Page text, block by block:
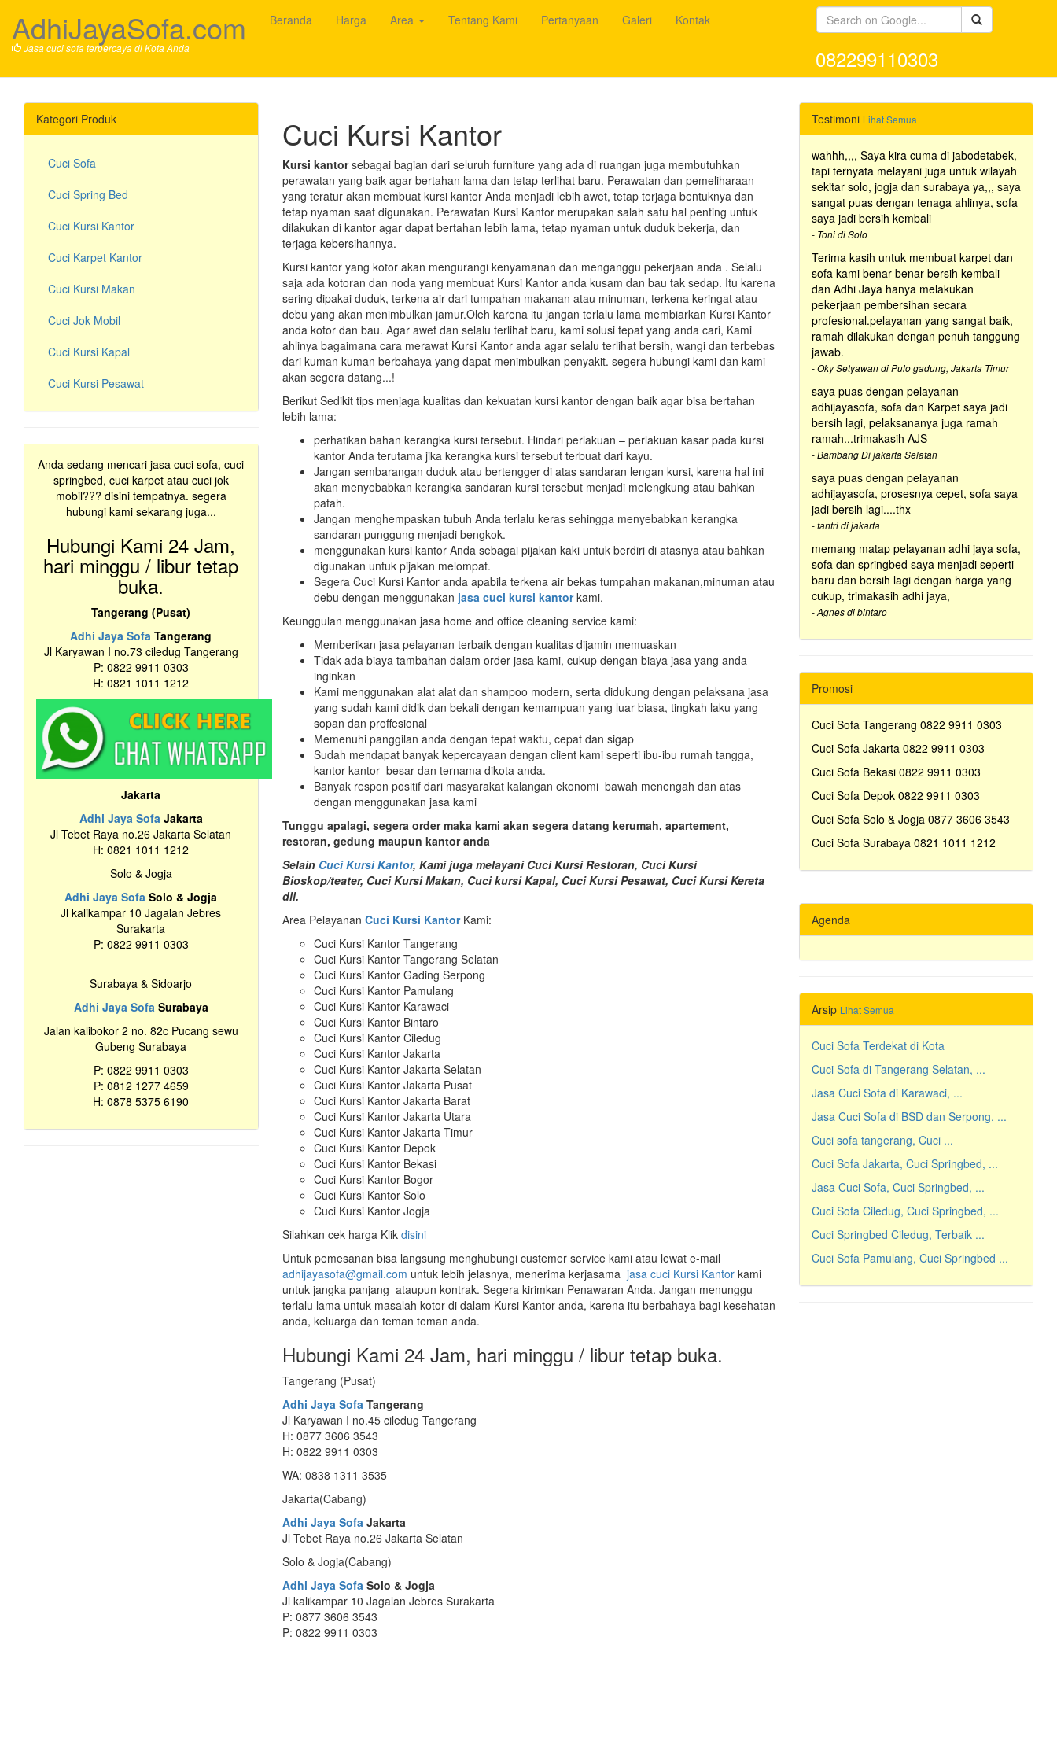
AdhiJayaSofa.com
Jasa cuci sofa terpercaya di Kota Anda
Beranda Harga Area Tentang Kami Pertanyaan Galeri Kontak
082299110303
Kategori Produk
Cuci Sofa
Cuci Spring Bed
Cuci Kursi Kantor
Cuci Karpet Kantor
Cuci Kursi Makan
Cuci Jok Mobil
Cuci Kursi Kapal
Cuci Kursi Pesawat
Anda sedang mencari jasa cuci sofa, cuci
springbed, cuci karpet atau cuci jok
mobil??? disini tempatnya. segera
hubungi kami sekarang juga...
Hubungi Kami 24 Jam,
hari minggu / libur tetap
buka.
Tangerang (Pusat)
Adhi Jaya Sofa Tangerang
Jl Karyawan I no.73 ciledug Tangerang
P: 0822 9911 0303
H: 0821 1011 1212
Jakarta
Adhi Jaya Sofa Jakarta
Jl Tebet Raya no.26 Jakarta Selatan
H: 0821 1011 1212
Solo & Jogja
Adhi Jaya Sofa Solo & Jogja
Jl kalikampar 10 Jagalan Jebres
Surakarta
P: 0822 9911 0303
Surabaya & Sidoarjo
Adhi Jaya Sofa Surabaya
Jalan kalibokor 2 no. 82c Pucang sewu
Gubeng Surabaya
P: 0822 9911 0303
P: 0812 1277 4659
H: 0878 5375 6190
Cuci Kursi Kantor
Kursi kantorsebagai bagian dari seluruh furniture yang ada di ruangan juga membutuhkan
perawatan yang baik agar bertahan lama dan tetap terlihat baru. Perawatan dan pemeliharaan
yang teratur akan membuat kursi kantor Anda menjadi lebih awet, tetap terjaga bentuknya dan
tetap nyaman saat digunakan. Perawatan Kursi Kantor merupakan salah satu hal penting untuk
dilakukan di kantor agar dapat bertahan lebih lama, tetap nyaman untuk duduk bekerja, dan
terjaga kebersihannya.
Kursi kantor yang kotor akan mengurangi kenyamanan dan menganggu pekerjaan anda . Selalu
saja ada kotoran dan noda yang membuat Kursi Kantor anda kusam dan bau tak sedap. Itu karena
sering dipakai duduk, terkena air dari tumpahan makanan atau minuman, terkena keringat atau
debu yang akan menimbulkan jamur.Oleh karena itu jangan terlalu lama membiarkan Kursi Kantor
anda kotor dan bau. Agar awet dan selalu terlihat baru, kami solusi tepat yang anda cari, Kami
ahlinya bagaimana cara merawat Kursi Kantor anda agar selalu terlihat bersih, wangi dan terbebas
dari kuman kuman berbahaya yang dapat menimbulkan penyakit. segera hubungi kami dan kami
akan segera datang...!
Berikut Sedikit tips menjaga kualitas dan kekuatan kursi kantor dengan baik agar bisa bertahan
lebih lama:
perhatikan bahan kerangka kursi tersebut. Hindari perlakuan – perlakuan kasar pada kursi
kantor Anda terutama jika kerangka kursi tersebut terbuat dari kayu.
Jangan sembarangan duduk atau bertengger di atas sandaran lengan kursi, karena hal ini
akan menyebabkan kerangka sandaran kursi tersebut menjadi melengkung atau bahkan
patah.
Jangan menghempaskan tubuh Anda terlalu keras sehingga menyebabkan kerangka
sandaran punggung menjadi bengkok.
menggunakan kursi kantor Anda sebagai pijakan kaki untuk berdiri di atasnya atau bahkan
digunakan untuk pijakan melompat.
Segera Cuci Kursi Kantor anda apabila terkena air bekas tumpahan makanan,minuman atau
debu dengan menggunakan jasa cuci kursi kantorkami.
Keunggulan menggunakan jasa home and office cleaning service kami:
Memberikan jasa pelayanan terbaik dengan kualitas dijamin memuaskan
Tidak ada biaya tambahan dalam order jasa kami, cukup dengan biaya jasa yang anda
inginkan
Kami menggunakan alat alat dan shampoo modern, serta didukung dengan pelaksana jasa
yang sudah kami didik dan bekali dengan kemampuan yang luar biasa, tingkah laku yang
sopan dan proffesional
Memenuhi panggilan anda dengan tepat waktu, cepat dan sigap
Sudah mendapat banyak kepercayaan dengan client kami seperti ibu-ibu rumah tangga,
kantor-kantor besar dan ternama dikota anda.
Banyak respon positif dari masyarakat kalangan ekonomi bawah menengah dan atas
dengan menggunakan jasa kami
Tunggu apalagi, segera order maka kami akan segera datang kerumah, apartement,
restoran, gedung maupun kantor anda
Selain Cuci Kursi Kantor, Kami juga melayani Cuci Kursi Restoran, Cuci Kursi
Bioskop/teater, Cuci Kursi Makan, Cuci kursi Kapal, Cuci Kursi Pesawat, Cuci Kursi Kereta
dll.
Area Pelayanan Cuci Kursi KantorKami:
Cuci Kursi Kantor Tangerang
Cuci Kursi Kantor Tangerang Selatan
Cuci Kursi Kantor Gading Serpong
Cuci Kursi Kantor Pamulang
Cuci Kursi Kantor Karawaci
Cuci Kursi Kantor Bintaro
Cuci Kursi Kantor Ciledug
Cuci Kursi Kantor Jakarta
Cuci Kursi Kantor Jakarta Selatan
Cuci Kursi Kantor Jakarta Pusat
Cuci Kursi Kantor Jakarta Barat
Cuci Kursi Kantor Jakarta Utara
Cuci Kursi Kantor Jakarta Timur
Cuci Kursi Kantor Depok
Cuci Kursi Kantor Bekasi
Cuci Kursi Kantor Bogor
Cuci Kursi Kantor Solo
Cuci Kursi Kantor Jogja
Silahkan cek harga Klik disini
Untuk pemesanan bisa langsung menghubungi custemer service kami atau lewat e-mail
adhijayasofa@gmail.com untuk lebih jelasnya, menerima kerjasama jasa cuci Kursi Kantorkami
untuk jangka panjang ataupun kontrak. Segera kirimkan Penawaran Anda. Jangan menunggu
terlalu lama untuk masalah kotor di dalam Kursi Kantor anda, karena itu berbahaya bagi kesehatan
anda, keluarga dan teman teman anda.
Hubungi Kami 24 Jam, hari minggu / libur tetap buka.
Tangerang (Pusat)
Adhi Jaya SofaTangerang
Jl Karyawan I no.45 ciledug Tangerang
H: 0877 3606 3543
H: 0822 9911 0303
WA: 0838 1311 3535
Jakarta(Cabang)
Adhi Jaya SofaJakarta
Jl Tebet Raya no.26 Jakarta Selatan
Solo & Jogja(Cabang)
Adhi Jaya SofaSolo & Jogja
Jl kalikampar 10 Jagalan Jebres Surakarta
P: 0877 3606 3543
P: 0822 9911 0303
Testimoni Lihat Semua
wahhh,,,, Saya kira cuma di jabodetabek,
tapi ternyata melayani juga untuk wilayah
sekitar solo, jogja dan surabaya ya,,, saya
sangat puas dengan tenaga ahlinya, sofa
saya jadi bersih kembali
- Toni di Solo
Terima kasih untuk membuat karpet dan
sofa kami benar-benar bersih kembali
dan Adhi Jaya hanya melakukan
pekerjaan pembersihan secara
profesional.pelayanan yang sangat baik,
ramah dilakukan dengan penuh tanggung
jawab.
- Oky Setyawan di Pulo gadung, Jakarta Timur
saya puas dengan pelayanan
adhijayasofa, sofa dan Karpet saya jadi
bersih lagi, pelaksananya juga ramah
ramah...trimakasih AJS
- Bambang Di jakarta Selatan
saya puas dengan pelayanan
adhijayasofa, prosesnya cepet, sofa saya
jadi bersih lagi....thx
- tantri di jakarta
memang matap pelayanan adhi jaya sofa,
sofa dan springbed saya menjadi seperti
baru dan bersih lagi dengan harga yang
cukup, trimakasih adhi jaya,
- Agnes di bintaro
Promosi
Cuci Sofa Tangerang 0822 9911 0303
Cuci Sofa Jakarta 0822 9911 0303
Cuci Sofa Bekasi 0822 9911 0303
Cuci Sofa Depok 0822 9911 0303
Cuci Sofa Solo & Jogja 0877 3606 3543
Cuci Sofa Surabaya 0821 1011 1212
Agenda
Arsip Lihat Semua
Cuci Sofa Terdekat di Kota
Cuci Sofa di Tangerang Selatan, ...
Jasa Cuci Sofa di Karawaci, ...
Jasa Cuci Sofa di BSD dan Serpong, ...
Cuci sofa tangerang, Cuci ...
Cuci Sofa Jakarta, Cuci Springbed, ...
Jasa Cuci Sofa, Cuci Springbed, ...
Cuci Sofa Ciledug, Cuci Springbed, ...
Cuci Springbed Ciledug, Terbaik ...
Cuci Sofa Pamulang, Cuci Springbed ...